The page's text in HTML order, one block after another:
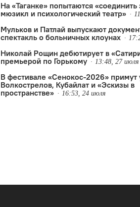
Александрова
На «Таганке» попытаются
мюзикл и психологический театр»
Мульков и Патлай выпускают
спектакль о больничных клоунах
Николай Рощин дебютирует в
премьерой по Горькому
13:48, 27 июля
В фестивале «Сенокос-2026» примут
Волкострелов, Кубайлат и «Эскизы в
пространстве»
16:53, 24 июля